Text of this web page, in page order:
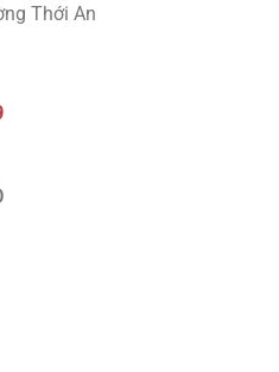
Thới An